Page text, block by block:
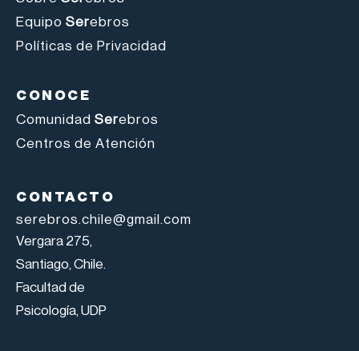
Equipo Serebros
Políticas de Privacidad
CONOCE
Comunidad Serebros
Centros de Atención
CONTACTO
serebros.chile@gmail.com
Vergara 275,
Santiago, Chile.
Facultad de
Psicología, UDP